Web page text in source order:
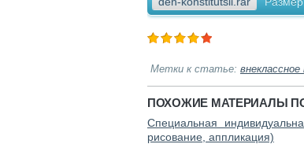
Метки к статье:
ПОХОЖИЕ МАТЕРИАЛЫ
Специальная
рисование, аппликация)